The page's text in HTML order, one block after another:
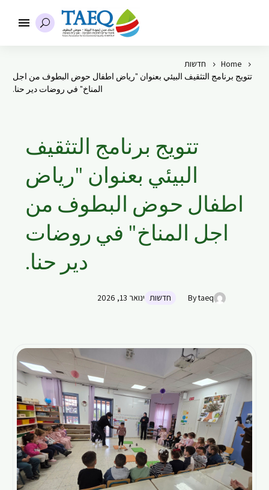
Home
חדשות
تتويج برنامج التثقيف البيئي بعنوان "رياض اطفال حوض البطوف من اجل
المناخ" في روضات دير حنا.
تتويج برنامج التثقيف
البيئي بعنوان "رياض
اطفال حوض البطوف من
اجل المناخ" في روضات
دير حنا.
By taeq חדשות ינואר 13, 2026